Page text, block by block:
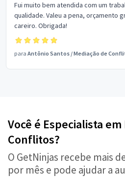
Fui muito bem atendida com um
qualidade. Valeu a pena, orçamento
careiro. Obrigada!
para Antônio Santos /Mediação de
Você é Especialista
Conflitos?
O GetNinjas recebe mais
por mês e pode ajudar a